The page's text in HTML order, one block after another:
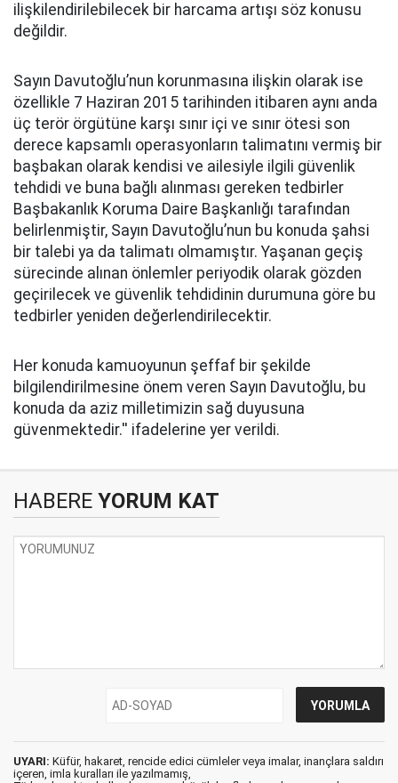
ilişkilendirilebilecek bir harcama artışı söz konusu
değildir.
Sayın Davutoğlu’nun korunmasına ilişkin olarak ise
özellikle 7 Haziran 2015 tarihinden itibaren aynı anda
üç terör örgütüne karşı sınır içi ve sınır ötesi son
derece kapsamlı operasyonların talimatını vermiş bir
başbakan olarak kendisi ve ailesiyle ilgili güvenlik
tehdidi ve buna bağlı alınması gereken tedbirler
Başbakanlık Koruma Daire Başkanlığı tarafından
belirlenmiştir, Sayın Davutoğlu’nun bu konuda şahsi
bir talebi ya da talimatı olmamıştır. Yaşanan geçiş
sürecinde alınan önlemler periyodik olarak gözden
geçirilecek ve güvenlik tehdidinin durumuna göre bu
tedbirler yeniden değerlendirilecektir.
Her konuda kamuoyunun şeffaf bir şekilde
bilgilendirilmesine önem veren Sayın Davutoğlu, bu
konuda da aziz milletimizin sağ duyusuna
güvenmektedir.'' ifadelerine yer verildi.
HABERE YORUM KAT
UYARI: Küfür, hakaret, rencide edici cümleler veya imalar, inançlara saldırı
içeren, imla kuralları ile yazılmamış,